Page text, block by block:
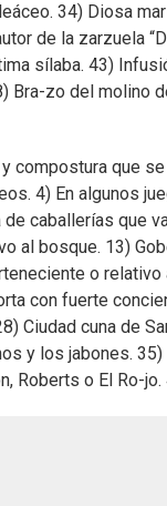
34) Diosa
de la zarzuela
sílaba. 43)
Bra-zo del molino
compostura que
4) En algunos
caballerías que
al bosque. 13)
o
con fuerte
Ciudad cuna de
y los jabones.
Roberts o El Ro-